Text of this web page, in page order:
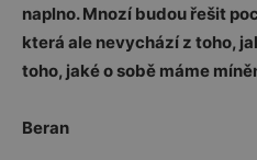
naplno. Mnozí budou řešit
která ale nevychází z toho,
toho, jaké o sobě máme
Beran